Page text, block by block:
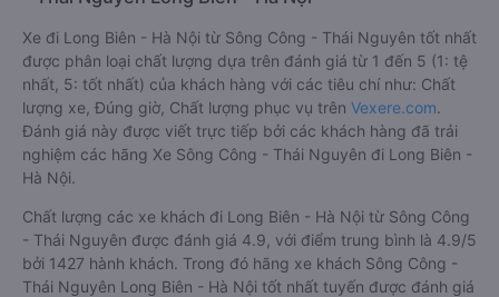
Xe đi Long Biên - Hà Nội từ Sông Công - Thái Nguyên tốt nhất
được phân loại chất lượng dựa trên đánh giá từ 1 đến 5 (1: tệ
nhất, 5: tốt nhất) của khách hàng với các tiêu chí như: Chất
lượng xe, Đúng giờ, Chất lượng phục vụ trên Vexere.com.
Đánh giá này được viết trực tiếp bởi các khách hàng đã trải
nghiệm các hãng Xe Sông Công - Thái Nguyên đi Long Biên -
Hà Nội.
Chất lượng các xe khách đi Long Biên - Hà Nội từ Sông Công
- Thái Nguyên được đánh giá 4.9, với điểm trung bình là 4.9/5
bởi 1427 hành khách. Trong đó hãng xe khách Sông Công -
Thái Nguyên Long Biên - Hà Nội tốt nhất tuyến được đánh giá